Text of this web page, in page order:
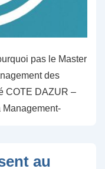
pas le Master
des
COTE DAZUR –
Management-
au